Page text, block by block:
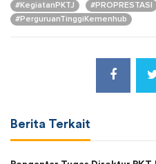
#KegiatanPKTJ #PROPRESTASI
#PerguruanTinggiKemenhub
Berita Terkait